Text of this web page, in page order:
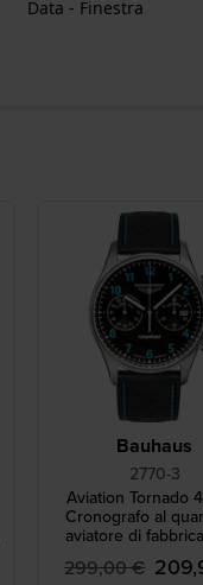
Data - Finestra
Bauhaus
2770-3
Aviation Tornado
Cronografo al
aviatore di
tedesca con
299,00 €